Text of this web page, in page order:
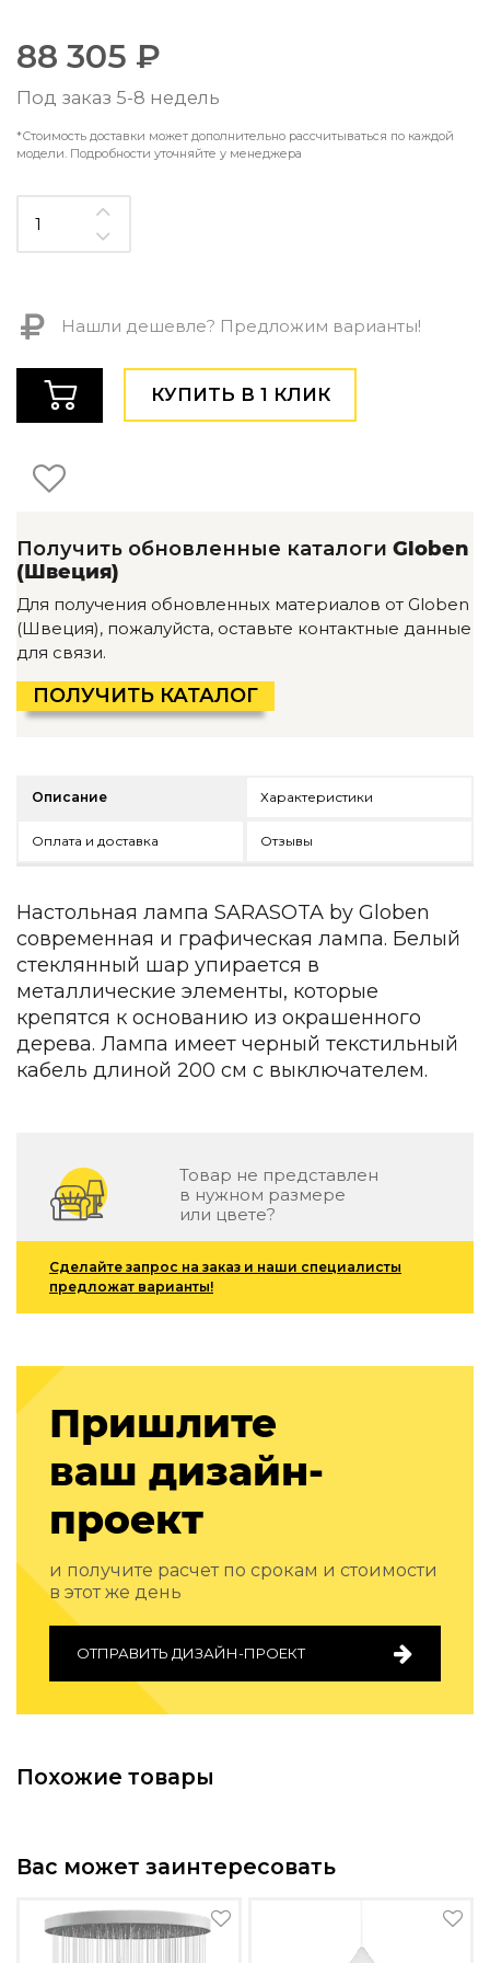
Мебель
Стулья
Кровати и матрасы
Мебель по назначению
Производство мебели на заказ Romatti
Корпусная мебель на заказ
Офисная мебель
Фитнес и wellness-оборудование
Коллекции
ROOM — Modern
INTERRA — Soft Modern
ARTOPIA — Mid-Century
DAYZ — Ethno
Все коллекции мебели
Декор
По типу
Зеркала
Вентиляторы
Ковры
Зеленые стены
Дизайнерские кальяны
Подбор, производство и комплектация по вашему
Сантехника и инженерия
Отделка и ремонт
Стены
Акустические панели
Стеновые декоративные панели
для террас
Биоклиматические перголы
Камень
Изделия из натурального мрамора и камня
Светящийся камень
Подбор, производство и комплектация по вашему
Все категории товаров
Реализованные проекты
88 305 ₽
Под заказ 5-8 недель
*Стоимость доставки может дополнительно рассчитываться по каждой
модели. Подробности уточняйте у менеджера
Нашли дешевле? Предложим варианты!
КУПИТЬ В 1 КЛИК
Получить обновленные каталоги Globen
(Швеция)
Для получения обновленных материалов от Globen
(Швеция), пожалуйста, оставьте контактные данные
для связи.
ПОЛУЧИТЬ КАТАЛОГ
Описание Характеристики
Оплата и доставка Отзывы
Настольная лампа SARASOTA by Globen
современная и графическая лампа. Белый
стеклянный шар упирается в
металлические элементы, которые
крепятся к основанию из окрашенного
дерева. Лампа имеет черный текстильный
кабель длиной 200 см с выключателем.
Товар не представлен
в нужном размере
или цвете?
Сделайте запрос на заказ и наши специалисты
предложат варианты!
Пришлите
ваш дизайн-
проект
и получите расчет по срокам и стоимости
в этот же день
ОТПРАВИТЬ ДИЗАЙН-ПРОЕКТ
Похожие товары
Вас может заинтересовать